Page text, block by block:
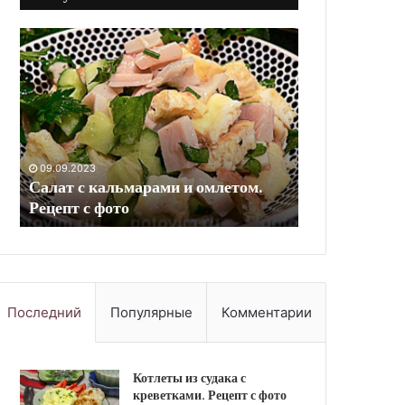
Овощная
запеканка
с
цветной
капустой
и
картофелем.
Рецепт
с
фото
10.09.2023
Овощная запеканка с цветной
капустой и картофелем. Рецепт с
фото
Мойва,
приготовленная
на
пару.
Рецепт
с
фото
Последний Популярные Комментарии
Котлеты из судака с
креветками. Рецепт с фото